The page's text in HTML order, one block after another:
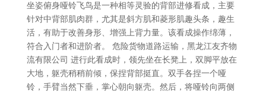
坐姿俯身哑铃飞鸟是一种相等灵验的背部进修看成，主要
针对中背部肌肉群，尤其是斜方肌和菱形肌趣头条，趣生
活，有助于改善身形、增强上背力量。该看成操作绵薄，
符合入门者和进阶者。 危险货物道路运输，黑龙江友齐物
流有限公司 进行此看成时，领先坐在长凳上，双脚平放在
大地，躯壳稍稍前倾，保捏背部挺直。双手各捏一个哑
铃，手臂当然下垂，掌心朝向躯壳。然后，将哑铃向两侧